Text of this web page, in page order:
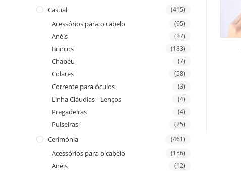
Casual (415)
Acessórios para o cabelo (95)
Anéis (37)
Brincos (183)
Chapéu (7)
Colares (58)
Corrente para óculos (3)
Linha Cláudias - Lenços (4)
Pregadeiras (4)
Pulseiras (25)
Cerimónia (461)
Acessórios para o cabelo (156)
Anéis (12)